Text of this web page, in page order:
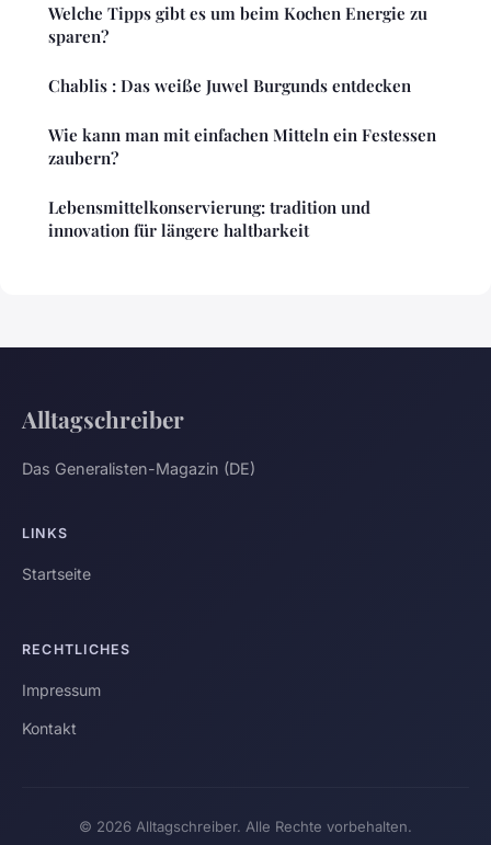
Welche Tipps gibt es um beim Kochen Energie zu
sparen?
Chablis : Das weiße Juwel Burgunds entdecken
Wie kann man mit einfachen Mitteln ein Festessen
zaubern?
Lebensmittelkonservierung: tradition und
innovation für längere haltbarkeit
Alltagschreiber
Das Generalisten-Magazin (DE)
LINKS
Startseite
RECHTLICHES
Impressum
Kontakt
© 2026 Alltagschreiber. Alle Rechte vorbehalten.